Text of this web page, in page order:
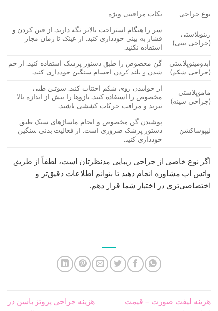
نوع جراحی نکات مراقبتی ویژه
رینوپلاستی
(جراحی بینی)
سر را هنگام استراحت بالاتر نگه دارید. از فین کردن و
فشار به بینی خودداری کنید. از عینک تا زمان مجاز
استفاده نکنید.
ابدومینوپلاستی
(جراحی شکم)
گن مخصوص را طبق دستور پزشک استفاده کنید. از خم
شدن و بلند کردن اجسام سنگین خودداری کنید.
ماموپلاستی
(جراحی سینه)
از خوابیدن روی شکم اجتناب کنید. سوتین طبی
مخصوص را استفاده کنید. بازوها را بیش از اندازه بالا
نبرید و مراقب حرکات کششی باشید.
لیپوساکشن
پوشیدن گن مخصوص و انجام ماساژهای سبک طبق
دستور پزشک ضروری است. از فعالیت بدنی سنگین
خودداری کنید.
اگر نوع خاصی از جراحی زیبایی مدنظرتان است، لطفاً از طریق
واتس اپ مشاوره انجام دهید تا بتوانم اطلاعات دقیق‌تر و
اختصاصی‌تری در اختیار شما قرار دهم.
هزینه لیفت صورت – قیمت
هزینه جراحی پروتز باسن در